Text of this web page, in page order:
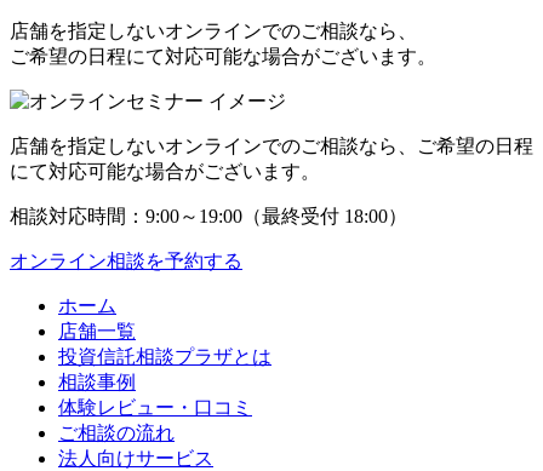
店舗を指定しないオンラインでのご相談なら、
ご希望の日程にて対応可能な場合がございます。
店舗を指定しないオンラインでのご相談なら、ご希望の日程
にて対応可能な場合がございます。
相談対応時間： 9:00～ 19:00 （最終受付 18:00）
オンライン相談を予約する
ホーム
店舗一覧
投資信託相談プラザとは
相談事例
体験レビュー・口コミ
ご相談の流れ
法人向けサービス